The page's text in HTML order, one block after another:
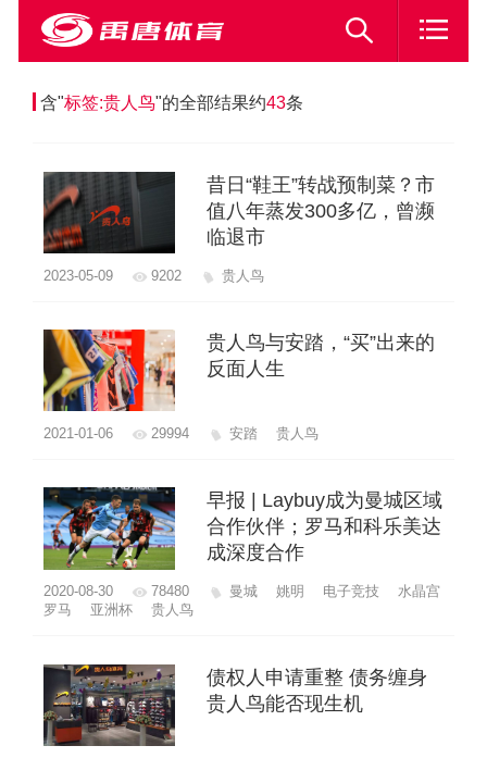
含"标签:贵人鸟"的全部结果约43条
昔日“鞋王”转战预制菜？市
值八年蒸发300多亿，曾濒
临退市
2023-05-09 9202 贵人鸟
贵人鸟与安踏，“买”出来的
反面人生
2021-01-06 29994 安踏 贵人鸟
早报 | Laybuy成为曼城区域
合作伙伴；罗马和科乐美达
成深度合作
2020-08-30 78480 曼城 姚明 电子竞技
水晶宫
罗马
亚洲杯 贵人鸟
债权人申请重整 债务缠身
贵人鸟能否现生机